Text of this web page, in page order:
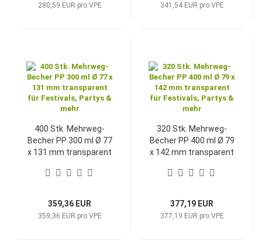
280,59 EUR pro VPE 341,54 EUR pro VPE
400 Stk. Mehrweg-
Becher PP 300 ml Ø 77
x 131 mm transparent
mehr
359,36 EUR
359,36 EUR pro VPE
320 Stk. Mehrweg-
Becher PP 400 ml Ø 79
x 142 mm transparent
mehr
377,19 EUR
377,19 EUR pro VPE